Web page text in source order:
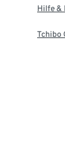
Hilfe &
Tchibo